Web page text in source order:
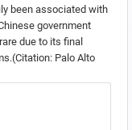
been associated with
government
due to its final
Palo Alto